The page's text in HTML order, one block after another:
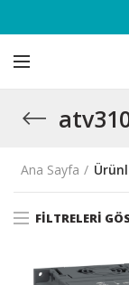
Ana Sayfa
FILTRELERI